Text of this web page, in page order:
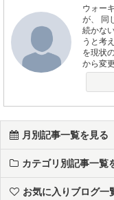
ウォー
が、 同
続かな
うと考
を現状
から変
月別記事一覧を見る
カテゴリ別記事一覧
お気に入りブログ一